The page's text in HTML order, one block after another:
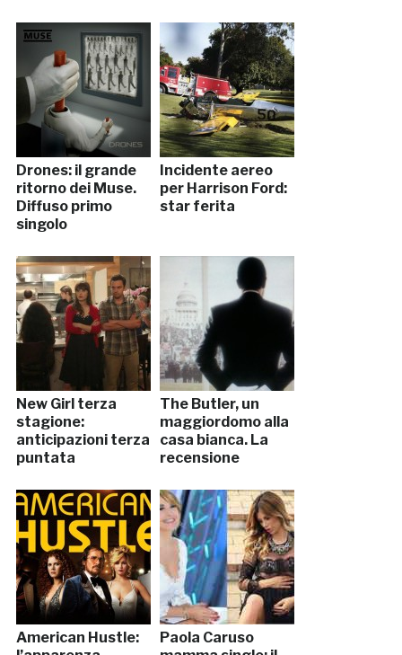
Drones: il grande
ritorno dei Muse.
Diffuso primo
singolo
Incidente aereo
per Harrison Ford:
star ferita
New Girl terza
stagione:
anticipazioni terza
puntata
The Butler, un
maggiordomo alla
casa bianca. La
recensione
American Hustle:
Paola Caruso